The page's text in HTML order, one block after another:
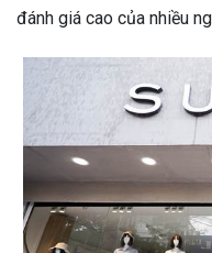
đánh giá cao của nhiều